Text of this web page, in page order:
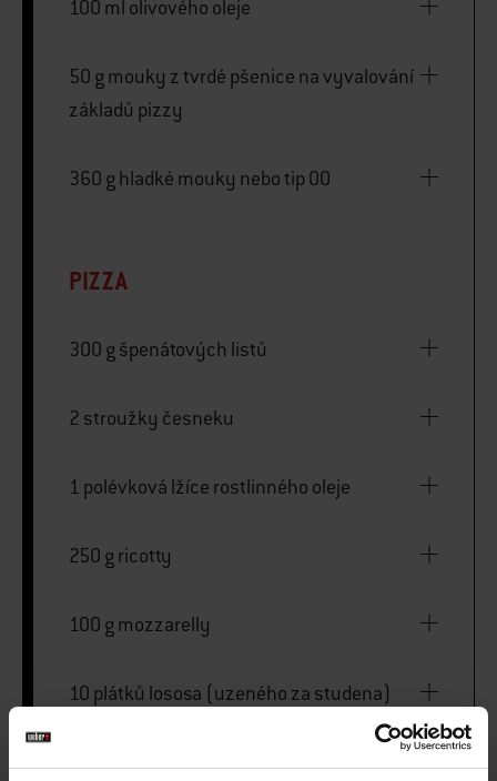
100 ml olivového oleje
50 g mouky z tvrdé pšenice na vyvalování
základů pizzy
360 g hladké mouky nebo tip 00
PIZZA
300 g špenátových listů
2 stroužky česneku
1 polévková lžíce rostlinného oleje
250 g ricotty
100 g mozzarelly
10 plátků lososa (uzeného za studena)
10 listů salátu